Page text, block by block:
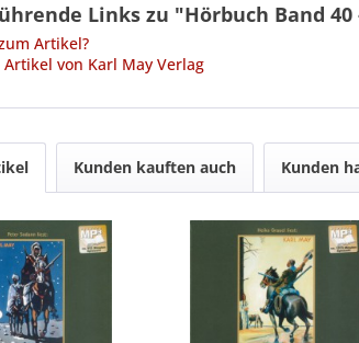
Links zu "Hörbuch Band
Artikel?
von Karl May Verlag
Kunden kauften auch Kunden